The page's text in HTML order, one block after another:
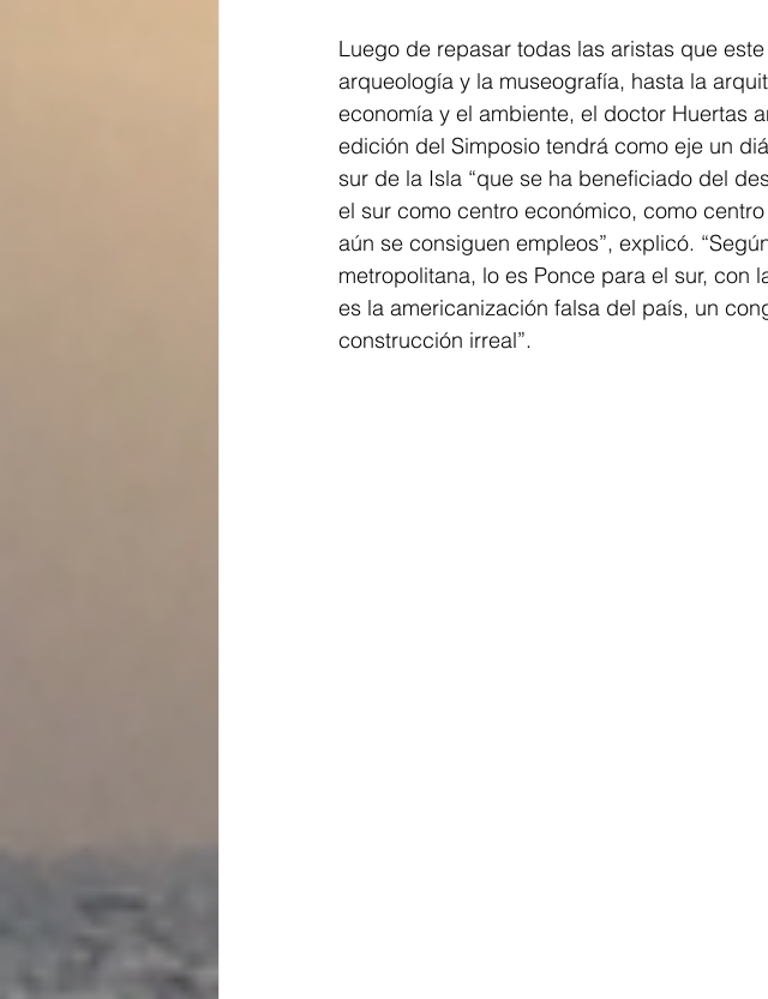
Luego de repasar todas las aristas que
arqueología y la museografía, hasta la
economía y el ambiente, el doctor Huertas
edición del Simposio tendrá como eje un
sur de la Isla “que se ha beneficiado del
el sur como centro económico, como
aún se consiguen empleos”, explicó.
metropolitana, lo es Ponce para el sur,
es la americanización falsa del país, un
construcción irreal”.